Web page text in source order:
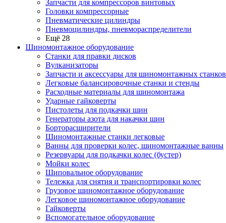
Запчасти для компрессоров винтовых
Головки компрессорные
Пневматические цилиндры
Пневмоцилиндры, пневмораспределители
Ещё 28
Шиномонтажное оборудование
Станки для правки дисков
Вулканизаторы
Запчасти и аксессуары для шиномонтажных станков
Легковые балансировочные станки и стенды
Расходные материалы для шиномонтажа
Ударные гайковерты
Пистолеты для подкачки шин
Генераторы азота для накачки шин
Борторасширители
Шиномонтажные станки легковые
Ванны для проверки колес, шиномонтажные ванны
Резервуары для подкачки колес (бустер)
Мойки колес
Шиповальное оборудование
Тележка для снятия и транспортировки колес
Грузовое шиномонтажное оборудование
Легковое шиномонтажное оборудование
Гайковерты
Вспомогательное оборудование